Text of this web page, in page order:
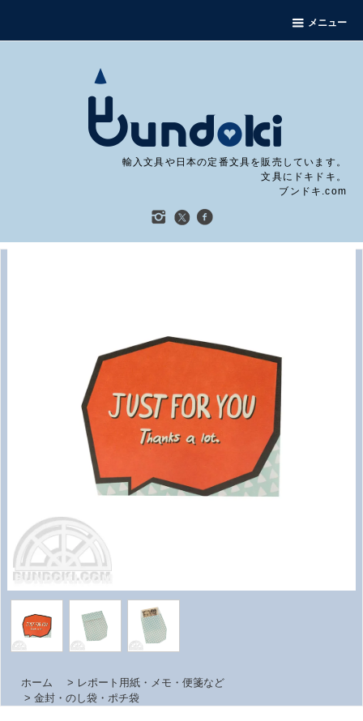
メニュー
輸入文具や日本の定番文具を販売しています。
文具にドキドキ。
ブンドキ.com
ホーム > レポート用紙・メモ・便箋など
> 金封・のし袋・ポチ袋